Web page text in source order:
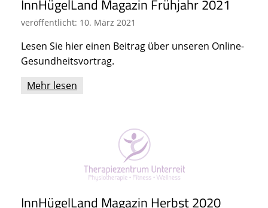
InnHügelLand Magazin Frühjahr 2021
veröffentlicht: 10. März 2021
Lesen Sie hier einen Beitrag über unseren Online-
Gesundheitsvortrag.
Mehr lesen
InnHügelLand Magazin Herbst 2020